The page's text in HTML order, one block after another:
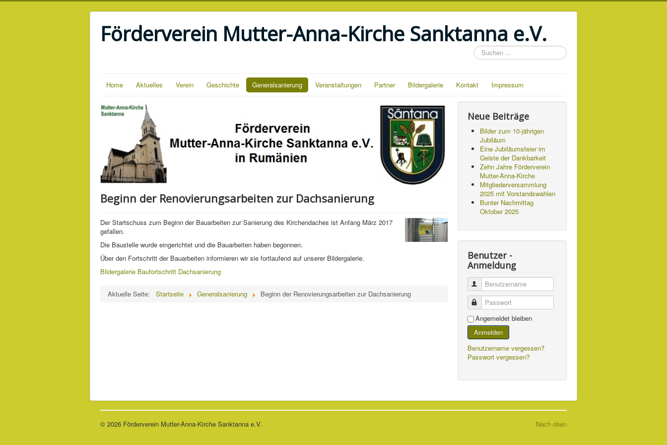
Förderverein Mutter-Anna-Kirche Sanktanna e.V.
Suchen
...
Home Aktuelles Verein Geschichte Generalsanierung Veranstaltungen Partner Bildergalerie Kontakt Impressum
Beginn der Renovierungsarbeiten zur Dachsanierung
Der Startschuss zum Beginn der Bauarbeiten zur Sanierung des Kirchendaches ist Anfang März 2017
gefallen.
Die Baustelle wurde eingerichtet und die Bauarbeiten haben begonnen.
Über den Fortschritt der Bauarbeiten informieren wir sie fortlaufend auf unserer Bildergalerie.
Bildergalerie Baufortschritt Dachsanierung
Aktuelle Seite: Startseite Generalsanierung Beginn der Renovierungsarbeiten zur Dachsanierung
Neue Beiträge
Bilder zum 10-jährigen
Jubiläum
Eine Jubiläumsfeier im
Geiste der Dankbarkeit
Zehn Jahre Förderverein
Mutter-Anna-Kirche
Mitgliederversammlung
2025 mit Vorstandswahlen
Bunter Nachmittag
Oktober 2025
Benutzer -
Anmeldung
Benutzername
Passwort
Angemeldet bleiben
Anmelden
Benutzername vergessen?
Passwort vergessen?
Nach oben
© 2026 Förderverein Mutter-Anna-Kirche Sanktanna e.V.